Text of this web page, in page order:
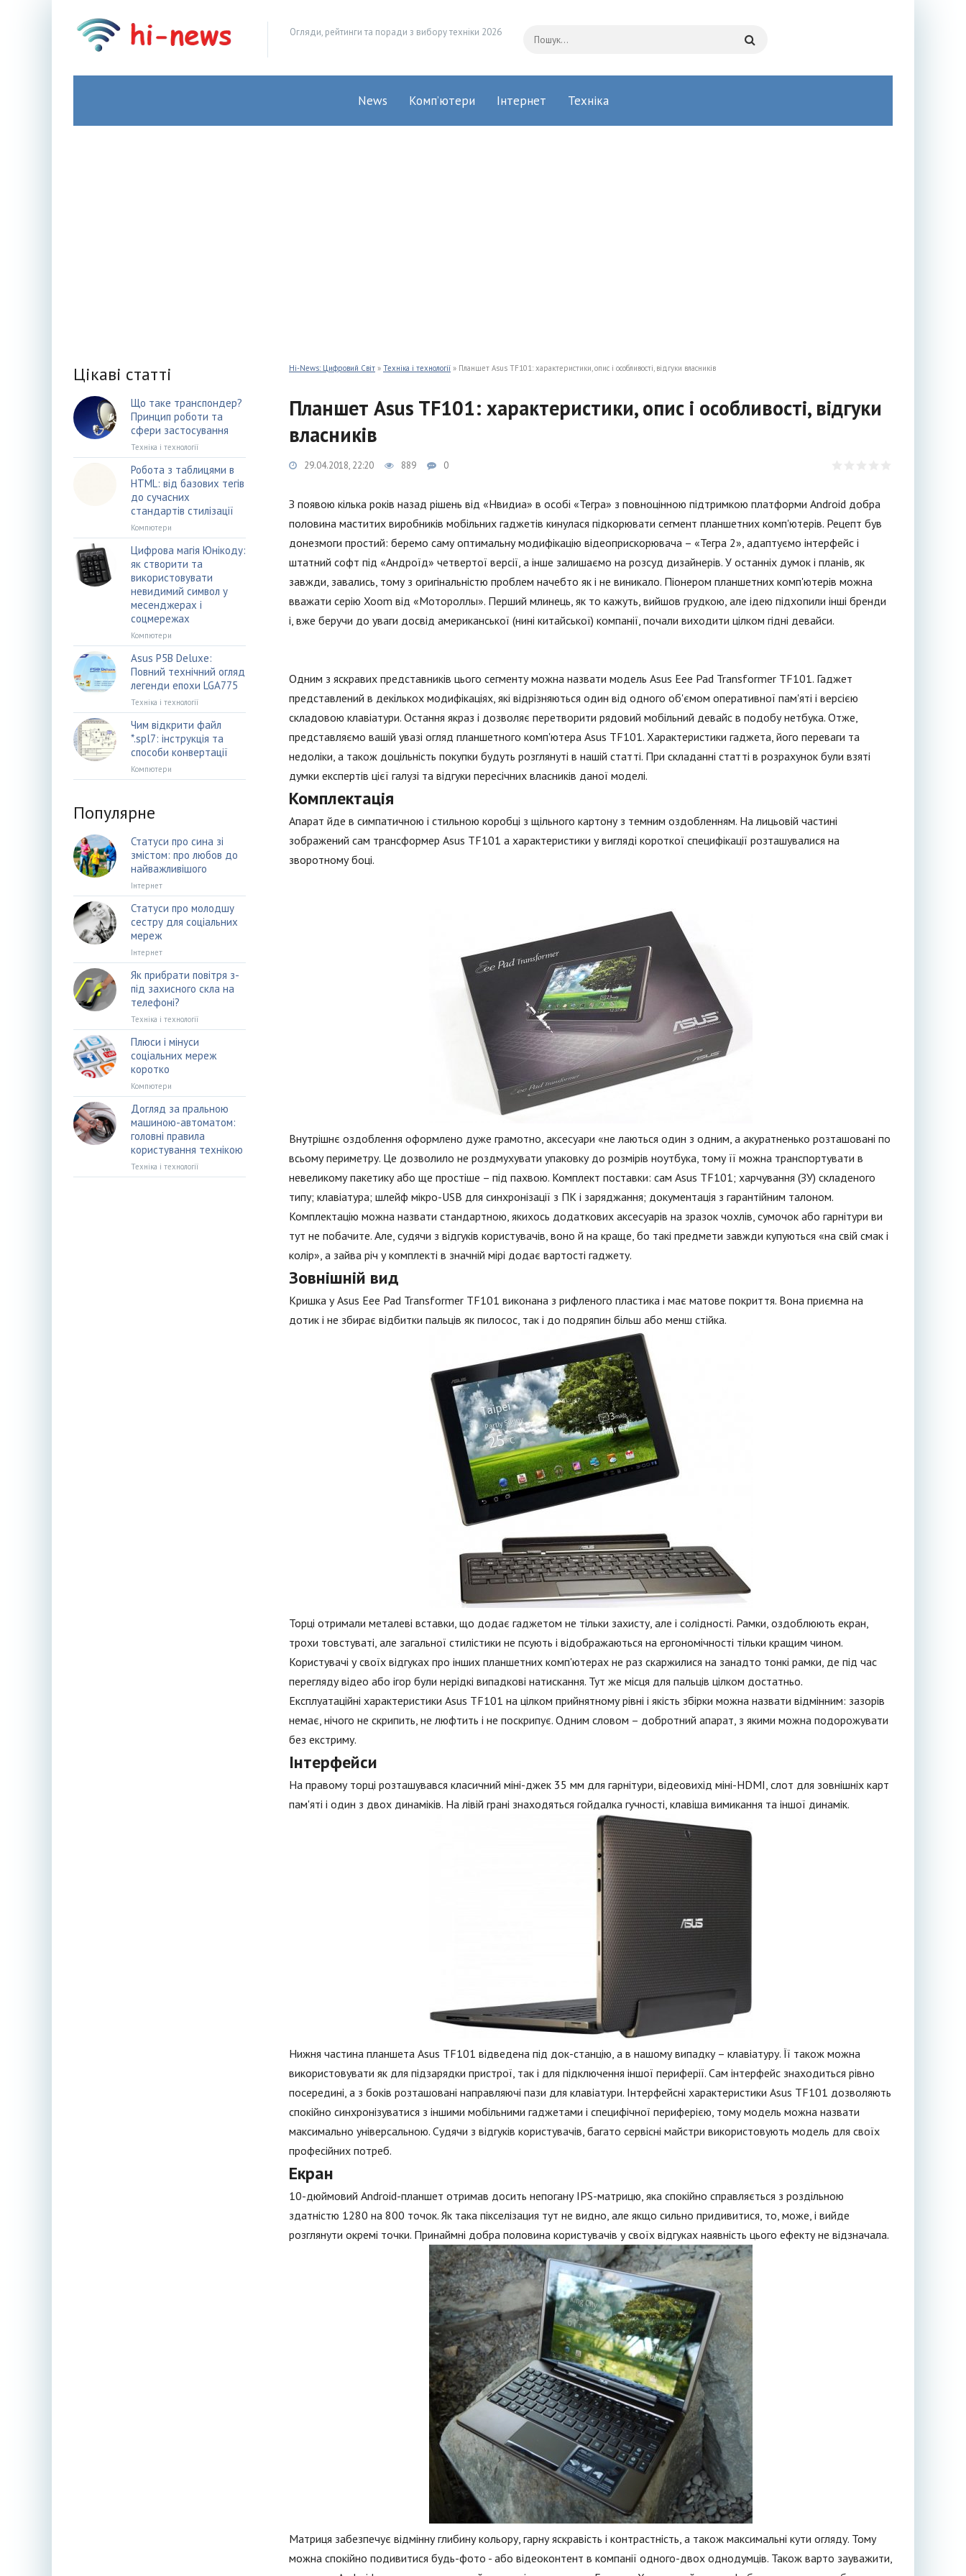
Огляди, рейтинги та поради з вибору техніки 2026
News Комп’ютери Інтернет Техніка
Hi-News: Цифровий Світ » Техніка і технології » Планшет Asus TF101: характеристики, опис і особливості, відгуки власників
Планшет Asus TF101: характеристики, опис і особливості, відгуки
власників
29.04.2018, 22:20 889 0
З появою кілька років назад рішень від «Нвидиа» в особі «Тегра» з повноцінною підтримкою платформи Android добра
половина маститих виробників мобільних гаджетів кинулася підкорювати сегмент планшетних комп'ютерів. Рецепт був
донезмоги простий: беремо саму оптимальну модифікацію відеоприскорювача – «Тегра 2», адаптуємо інтерфейс і
штатний софт під «Андроїд» четвертої версії, а інше залишаємо на розсуд дизайнерів. У останніх думок і планів, як
завжди, завались, тому з оригінальністю проблем начебто як і не виникало. Піонером планшетних комп'ютерів можна
вважати серію Xoom від «Мотороллы». Перший млинець, як то кажуть, вийшов грудкою, але ідею підхопили інші бренди
і, вже беручи до уваги досвід американської (нині китайської) компанії, почали виходити цілком гідні девайси.
Одним з яскравих представників цього сегменту можна назвати модель Asus Eee Pad Transformer TF101. Гаджет
представлений в декількох модифікаціях, які відрізняються один від одного об'ємом оперативної пам'яті і версією
складовою клавіатури. Остання якраз і дозволяє перетворити рядовий мобільний девайс в подобу нетбука. Отже,
представляємо вашій увазі огляд планшетного комп'ютера Asus TF101. Характеристики гаджета, його переваги та
недоліки, а також доцільність покупки будуть розглянуті в нашій статті. При складанні статті в розрахунок були взяті
думки експертів цієї галузі та відгуки пересічних власників даної моделі.
Комплектація
Апарат йде в симпатичною і стильною коробці з щільного картону з темним оздобленням. На лицьовій частині
зображений сам трансформер Asus TF101 а характеристики у вигляді короткої специфікації розташувалися на
зворотному боці.
Внутрішнє оздоблення оформлено дуже грамотно, аксесуари «не лаються один з одним, а акуратненько розташовані по
всьому периметру. Це дозволило не роздмухувати упаковку до розмірів ноутбука, тому її можна транспортувати в
невеликому пакетику або ще простіше – під пахвою. Комплект поставки: сам Asus TF101; харчування (ЗУ) складеного
типу; клавіатура; шлейф мікро-USB для синхронізації з ПК і заряджання; документація з гарантійним талоном.
Комплектацію можна назвати стандартною, якихось додаткових аксесуарів на зразок чохлів, сумочок або гарнітури ви
тут не побачите. Але, судячи з відгуків користувачів, воно й на краще, бо такі предмети завжди купуються «на свій смак і
колір», а зайва річ у комплекті в значній мірі додає вартості гаджету.
Зовнішній вид
Кришка у Asus Eee Pad Transformer TF101 виконана з рифленого пластика і має матове покриття. Вона приємна на
дотик і не збирає відбитки пальців як пилосос, так і до подряпин більш або менш стійка.
Торці отримали металеві вставки, що додає гаджетом не тільки захисту, але і солідності. Рамки, оздоблюють екран,
трохи товстуваті, але загальної стилістики не псують і відображаються на ергономічності тільки кращим чином.
Користувачі у своїх відгуках про інших планшетних комп'ютерах не раз скаржилися на занадто тонкі рамки, де під час
перегляду відео або ігор були нерідкі випадкові натискання. Тут же місця для пальців цілком достатньо.
Експлуатаційні характеристики Asus TF101 на цілком прийнятному рівні і якість збірки можна назвати відмінним: зазорів
немає, нічого не скрипить, не люфтить і не поскрипує. Одним словом – добротний апарат, з якими можна подорожувати
без екстриму.
Інтерфейси
На правому торці розташувався класичний міні-джек 35 мм для гарнітури, відеовихід міні-HDMI, слот для зовнішніх карт
пам'яті і один з двох динаміків. На лівій грані знаходяться гойдалка гучності, клавіша вимикання та іншої динамік.
Нижня частина планшета Asus TF101 відведена під док-станцію, а в нашому випадку – клавіатуру. Її також можна
використовувати як для підзарядки пристрої, так і для підключення іншої периферії. Сам інтерфейс знаходиться рівно
посередині, а з боків розташовані направляючі пази для клавіатури. Інтерфейсні характеристики Asus TF101 дозволяють
спокійно синхронізуватися з іншими мобільними гаджетами і специфічної периферією, тому модель можна назвати
максимально універсальною. Судячи з відгуків користувачів, багато сервісні майстри використовують модель для своїх
професійних потреб.
Екран
10-дюймовий Android-планшет отримав досить непогану IPS-матрицю, яка спокійно справляється з роздільною
здатністю 1280 на 800 точок. Як така пікселізация тут не видно, але якщо сильно придивитися, то, може, і вийде
розглянути окремі точки. Принаймні добра половина користувачів у своїх відгуках наявність цього ефекту не відзначала.
Матриця забезпечує відмінну глибину кольору, гарну яскравість і контрастність, а також максимальні кути огляду. Тому
можна спокійно подивитися будь-фото - або відеоконтент в компанії одного-двох однодумців. Також варто зауважити,
Цікаві статті
Що таке транспондер?
Принцип роботи та
сфери застосування
Техніка і технології
Робота з таблицями в
HTML: від базових тегів
до сучасних
стандартів стилізації
Компютери
Цифрова магія Юнікоду:
як створити та
використовувати
невидимий символ у
месенджерах і
соцмережах
Компютери
Asus P5B Deluxe:
Повний технічний огляд
легенди епохи LGA775
Техніка і технології
Чим відкрити файл
*.spl7: інструкція та
способи конвертації
Компютери
Популярне
Статуси про сина зі
змістом: про любов до
найважливішого
Інтернет
Статуси про молодшу
сестру для соціальних
мереж
Інтернет
Як прибрати повітря з-
під захисного скла на
телефоні?
Техніка і технології
Плюси і мінуси
соціальних мереж
коротко
Компютери
Догляд за пральною
машиною-автоматом:
головні правила
користування технікою
Техніка і технології